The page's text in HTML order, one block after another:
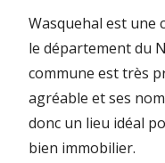
Wasquehal est une
le département du
commune est très
agréable et ses
donc un lieu idéal
bien immobilier.